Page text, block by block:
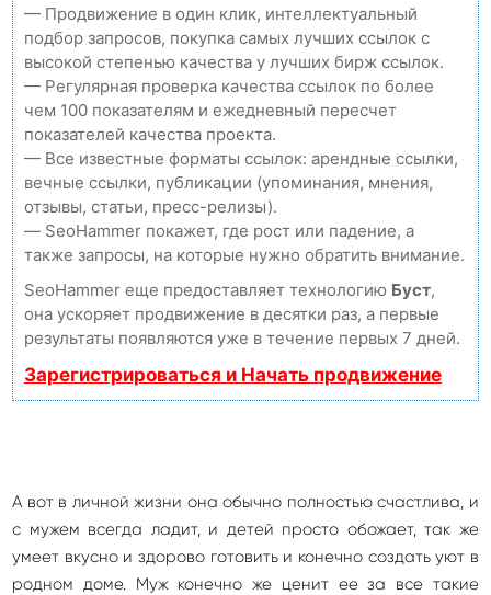
— Продвижение в один клик, интеллектуальный
подбор запросов, покупка самых лучших ссылок с
высокой степенью качества у лучших бирж ссылок.
— Регулярная проверка качества ссылок по более
чем 100 показателям и ежедневный пересчет
показателей качества проекта.
— Все известные форматы ссылок: арендные ссылки,
вечные ссылки, публикации (упоминания, мнения,
отзывы, статьи, пресс-релизы).
— SeoHammer покажет, где рост или падение, а
также запросы, на которые нужно обратить внимание.
SeoHammer еще предоставляет технологию Буст,
она ускоряет продвижение в десятки раз, а первые
результаты появляются уже в течение первых 7 дней.
Зарегистрироваться и Начать продвижение
А вот в личной жизни она обычно полностью счастлива, и
с мужем всегда ладит, и детей просто обожает, так же
умеет вкусно и здорово готовить и конечно создать уют в
родном доме. Муж конечно же ценит ее за все такие